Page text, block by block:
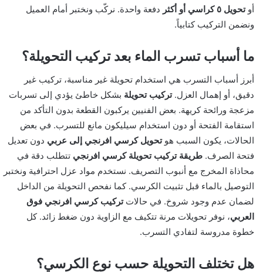
أوتحويل ٥ كراسي أو أكثر
دفعة واحدة. نركّب ونختبر أمام العميل
ونضمن التركيب كتابياً.
ما أسباب تسرب الماء بعد تركيب التحويلة؟
أبرز أسباب التسرب هي استخدام تحويلة غير مناسبة، تركيب غير
دقيق، أو إهمال العزل.تركيب تحويلة بشكل خاطئ يؤدي إلى تسربات
مزعجة ورائحة كريهة. بعض الفنيين يركبون القطعة بدون التأكد من
استقامة الفتحة أو دون استخدام سيليكون مانع للتسرب. في بعض
الحالات، يكون السبب هوتحويل كرسي افرنجي إلى عربي دون تعديل
فتحة الصرف. طريقة تركيب تحويلة كرسي افرنجي تتطلب دقة في
محاذاة المخرج مع أنبوب التصريف. نستخدم مواد عزل احترافية ونختبر
التوصيل بالماء قبل تثبيت الكرسي. كما نفحص التحويلة من الداخل
لضمان عدم وجود شروخ. في حالاتتركيب كرسي افرنجي فوق
العربي، نوفر تحويلات مرنة تتكيف مع الزاوية دون ضغط زائد. كل
خطوة مدروسة لتفادي التسرب.
هل تختلف التحويلة حسب نوع الكرسي؟